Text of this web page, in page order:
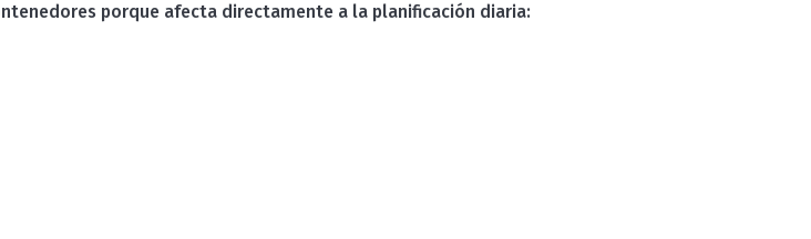
porque afecta directamente a la planificación diaria: